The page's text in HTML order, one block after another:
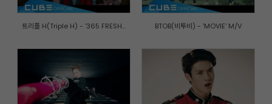
트리플 H(Triple H) - '365 FRESH... BTOB(비투비) - 'MOVIE' M/V